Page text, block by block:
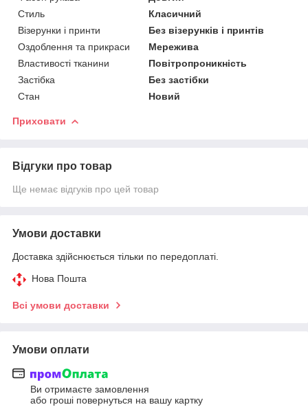
Стиль
Класичний
Візерунки і принти
Без візерунків і принтів
Оздоблення та прикраси
Мережива
Властивості тканини
Повітропроникність
Застібка
Без застібки
Стан
Новий
Приховати
Відгуки про товар
Ще немає відгуків про цей товар
Умови доставки
Доставка здійснюється тільки по передоплаті.
Нова Пошта
Всі умови доставки
Умови оплати
Ви отримаєте замовлення
або гроші повернуться на вашу картку